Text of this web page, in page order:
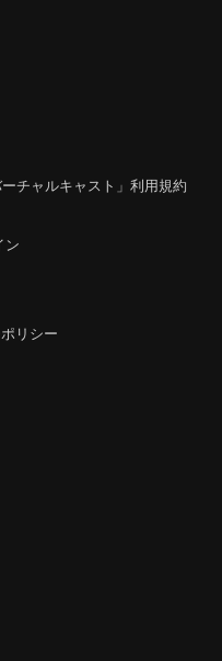
チャルキャスト」利用規約
ン
リシー